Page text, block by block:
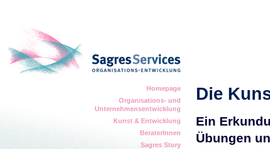
Homepage
Organisations- und
Unternehmensentwicklung
Kunst & Entwicklung
BeraterInnen
Sagres Story
Die
Ein
Übungen